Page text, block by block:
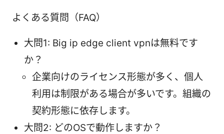
よくある質問（FAQ）
大問1: Big ip edge client vpnは無料です
か？
企業向けのライセンス形態が多く、個人
利用は制限がある場合が多いです。組織の
契約形態に依存します。
大問2: どのOSで動作しますか？